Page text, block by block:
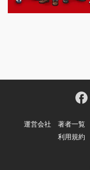
運営会社 著者一覧
利用規約